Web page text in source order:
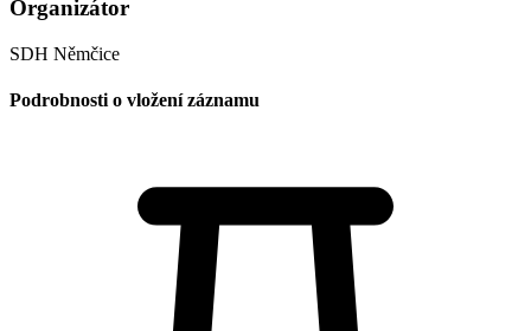
Organizátor
SDH Němčice
Podrobnosti o vložení záznamu